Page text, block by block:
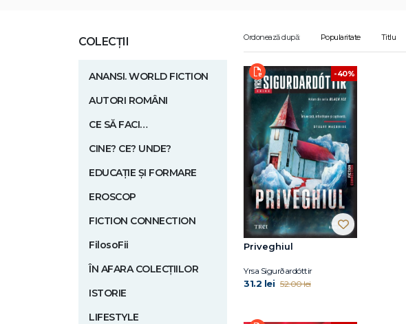
COLECȚII
ANANSI. WORLD FICTION
AUTORI ROMÂNI
CE SĂ FACI…
CINE? CE? UNDE?
EDUCAȚIE ȘI FORMARE
EROSCOP
FICTION CONNECTION
FilosoFii
ÎN AFARA COLECȚIILOR
ISTORIE
LIFESTYLE
Ordonează după: Popularitate Titlu
-40%
Priveghiul
Yrsa Sigurðardóttir
31.2 lei 52.00 lei